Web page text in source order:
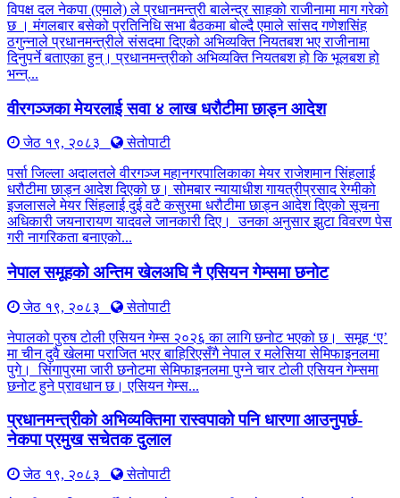
विपक्ष दल नेकपा (एमाले) ले प्रधानमन्त्री बालेन्द्र साहको राजीनामा माग गरेको
छ । मंगलबार बसेको प्रतिनिधि सभा बैठकमा बोल्दै एमाले सांसद गणेशसिंह
ठगुन्नाले प्रधानमन्त्रीले संसदमा दिएको अभिव्यक्ति नियतबश भए राजीनामा
दिनुपर्ने बताएका हुन्। प्रधानमन्त्रीको अभिव्यक्ति नियतबश हो कि भूलबश हो
भन्न्...
वीरगञ्जका मेयरलाई सवा ४ लाख धरौटीमा छाड्न आदेश
जेठ १९, २०८३
सेतोपाटी
पर्सा जिल्ला अदालतले वीरगञ्ज महानगरपालिकाका मेयर राजेशमान सिंहलाई
धरौटीमा छाड्न आदेश दिएको छ। सोमबार न्यायाधीश गायत्रीप्रसाद रेग्मीको
इजलासले मेयर सिंहलाई दुई वटै कसुरमा धरौटीमा छाड्न आदेश दिएको सूचना
अधिकारी जयनारायण यादवले जानकारी दिए। उनका अनुसार झुटा विवरण पेस
गरी नागरिकता बनाएको...
नेपाल समूहको अन्तिम खेलअघि नै एसियन गेम्समा छनोट
जेठ १९, २०८३
सेतोपाटी
नेपालको पुरुष टोली एसियन गेम्स २०२६ का लागि छनोट भएको छ। समूह ‘ए’
मा चीन दुवै खेलमा पराजित भएर बाहिरिएसँगै नेपाल र मलेसिया सेमिफाइनलमा
पुगे। सिंगापुरमा जारी छनोटमा सेमिफाइनलमा पुग्ने चार टोली एसियन गेम्समा
छनोट हुने प्रावधान छ। एसियन गेम्स...
प्रधानमन्त्रीको अभिव्यक्तिमा रास्वपाको पनि धारणा आउनुपर्छ-
नेकपा प्रमुख सचेतक दुलाल
जेठ १९, २०८३
सेतोपाटी